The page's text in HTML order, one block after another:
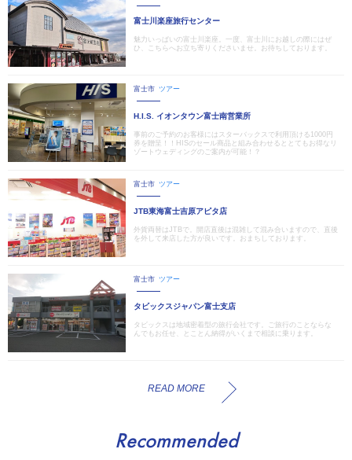
富士川楽座旅行センター
魅力いっぱいの富士川楽座。一度、富士川にお越しの際にはぜ
ひ、こちらへお立ち寄りくださいませ。お待ちしております。
富士市 ツアー
H.I.S. イオンタウン富士南営業所
事前のご予約のお客様にはスターバックスで利用頂ける1000円
券を贈呈！！HISのセール商品と組み合わせるととてもお得なリ
ゾートウェディングのご案内が可能！？
富士市 ツアー
JTB東海富士吉原アピタ店
外貨両替はJTBで。開店直後は混雑して混み合いますので、直後
を外して来店した方が良いです。おまちしております。
富士市 ツアー
タビックスジャパン富士支店
タビックスは地域密着型の旅行会社です。ご旅行のことならな
んでもお任せ、とことん納得がいくまで相談に乗ります。
READ MORE
Recommended